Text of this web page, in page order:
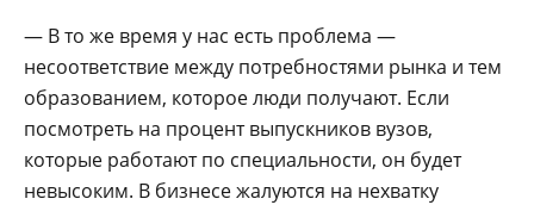
— В то же время у нас есть проблема —
несоответствие между потребностями рынка и тем
образованием, которое люди получают. Если
посмотреть на процент выпускников вузов,
которые работают по специальности, он будет
невысоким. В бизнесе жалуются на нехватку